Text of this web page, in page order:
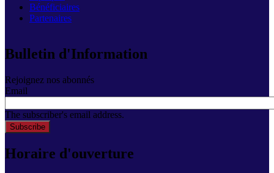
Bénéficiaires
Partenaires
Bulletin d'Information
Rejoignez nos abonnés
Email
The subscriber's email address.
Horaire d'ouverture